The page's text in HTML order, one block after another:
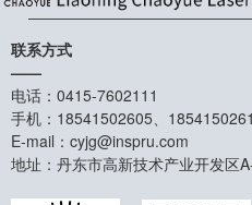
联系方式
——
电话：0415-7602111
手机：18541502605、
E-mail：cyjg@inspru.com
地址：丹东市高新技术产业开发区